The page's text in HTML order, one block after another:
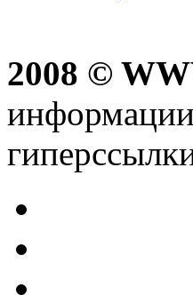
2008 ©
информации